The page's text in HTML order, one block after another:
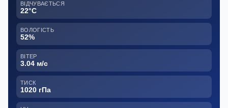
ВІДЧУВАЄТЬСЯ
22°C
ВОЛОГІСТЬ
52%
ВІТЕР
3.04 м/с
ТИСК
1020 гПа